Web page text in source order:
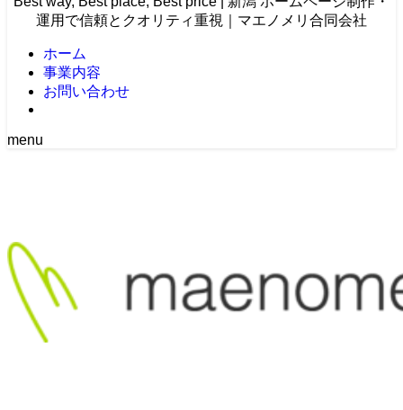
運用で信頼とクオリティ重視｜マエノメリ合同会社
ホーム
事業内容
お問い合わせ
menu